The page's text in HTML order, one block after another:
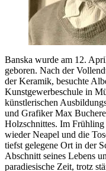
Banska wurde am 12.
geboren. Nach der
der Keramik, besuchte
Kunstgewerbeschule in
künstlerischen
und Grafiker Max
Holzschnittes. Im
wieder Neapel und die
tiefst gelegene Ort in der
Abschnitt seines Lebens
paradiesische Zeit, trotz